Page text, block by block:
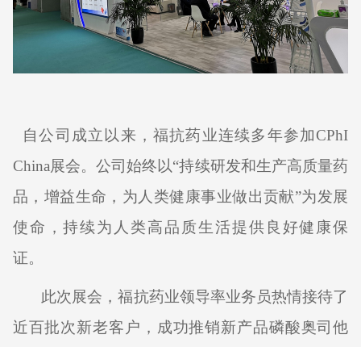
自公司成立以来，福抗药业连续多年参加CPhI
China展会。公司始终以“持续研发和生产高质量药
品，增益生命，为人类健康事业做出贡献”为发展
使命，持续为人类高品质生活提供良好健康保
证。
此次展会，福抗药业领导率业务员热情接待了
近百批次新老客户，成功推销新产品磷酸奥司他